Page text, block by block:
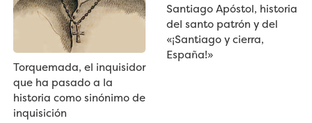
Torquemada, el inquisidor
que ha pasado a la
historia como sinónimo de
inquisición
Santiago Apóstol, historia
del santo patrón y del
«¡Santiago y cierra,
España!»